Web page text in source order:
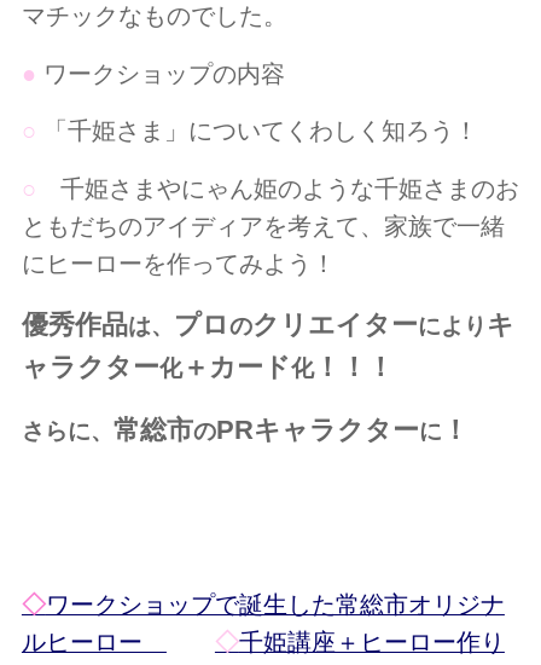
マチックなものでした。
● ワークショップの内容
○ 「千姫さま」についてくわしく知ろう！
○ 千姫さまやにゃん姫のような千姫さまのお
ともだちのアイディアを考えて、家族で一緒
にヒーローを作ってみよう！
優秀作品は、 プロのクリエイターにより キ
ャラクター化＋カード化！！！
さらに、 常総市のPRキャラクターに ！
◇ワークショップで誕生した常総市オリジナ
ルヒーロー
◇千姫講座＋ヒーロー作り